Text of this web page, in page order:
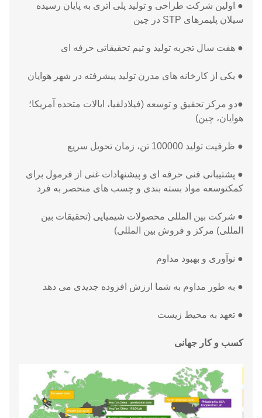
● اولین شرکت طراحی و تولید پلی اتری به پایان رسیده
سیلان پلیمرهای STP در چین
● هفت سال تجربه تولید و تیم تحقیقاتی حرفه ای
● یکی از کارخانه های مدرن تولید پیشرفته در شهر هوایان
●دو مرکز تحقیق و توسعه (فیلادلفیا، ایالات متحده آمریکا؛
هوایان، چین)
● ظرفیت تولید 100000 تن، زمان تحویل سریع
● پشتیبانی فنی حرفه ای و پیشنهادات غنی از فرمول برای
کمکتوسعه مواد بسته بندی و چسب های منحصر به فرد
● شرکت بین المللی محصولات شیمیایی (تحقیقات بین
المللی) مرکز و فروش بین المللی)
● نوآوری و بهبود مداوم
● به طور مداوم به شما ارزش افزوده جدیدی می دهد
● تعهد به محیط زیست
کسب و کار جهانی